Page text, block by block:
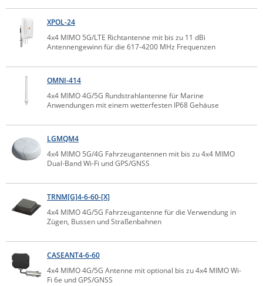
USV / UPS
Energiemessung
Industrielle Stromversorgung
Energieverteilung
IP, WLAN & GSM Sensorik
IoT - Internet of Things
IPC, Industrielle Netzwerktechnik & WLAN
Industrielle Netzwerktechnik / Kommunikation
Industrielle Computer
Wi-Fi - WLAN - Wireless
IT Netzwerktechnik / Kommunikation
Sonstige
Comet System
CompleTech
Contemporary Controls
Eaton
Elsys
Enginko - mcf88
Fokus Technologies
Gefen
Gude
Guntermann & Drunck
High Sec Labs
HW group
Icron
XPOL-24
4x4 MIMO 5G/LTE Richtantenne mit bis zu 11 dBi
Antennengewinn für die 617-4200 MHz Frequenzen
OMNI-414
4x4 MIMO 4G/5G Rundstrahlantenne für Marine
Anwendungen mit einem wetterfesten IP68 Gehäuse
LGMQM4
4x4 MIMO 5G/4G Fahrzeugantennen mit bis zu 4x4 MIMO
Dual-Band Wi-Fi und GPS/GNSS
TRNM[G]4-6-60-[X]
4x4 MIMO 4G/5G Fahrzeugantenne für die Verwendung in
Zügen, Bussen und Straßenbahnen
CASEANT4-6-60
4x4 MIMO 4G/5G Antenne mit optional bis zu 4x4 MIMO Wi-
Fi 6e und GPS/GNSS